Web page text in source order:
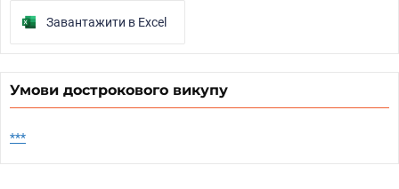
Завантажити в Excel
Умови дострокового викупу
***